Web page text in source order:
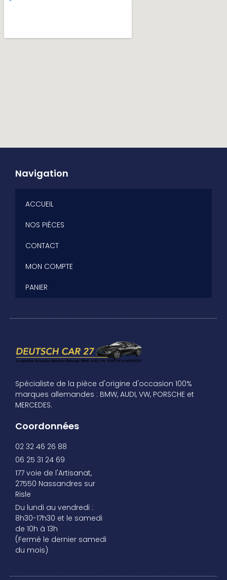
Navigation
ACCUEIL
NOS PIÈCES
CONTACT
MON COMPTE
PANIER
Spécialiste de la pièce d'origine d'occasion 100%
marques allemandes : BMW, AUDI, VW, PORSCHE et
MERCEDES.
Coordonnées
02 32 46 26 88
06 25 31 24 69
177 voie de l'Artisanat,
27550 Nassandres sur
Risle
Du lundi au vendredi :
8h30-17h30 et le samedi
de 10h à 13h
(Fermé le dernier samedi
du mois)